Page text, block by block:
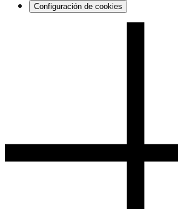
Configuración de cookies